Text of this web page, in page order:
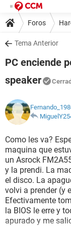
Foros
Tema Anterior
PC enciende
speaker
Como les va?
maquina que
un Asrock
y la prendi. La
el disco. La
volvi a prender (y
Efectivamente
la BIOS le erre y
apurado y me